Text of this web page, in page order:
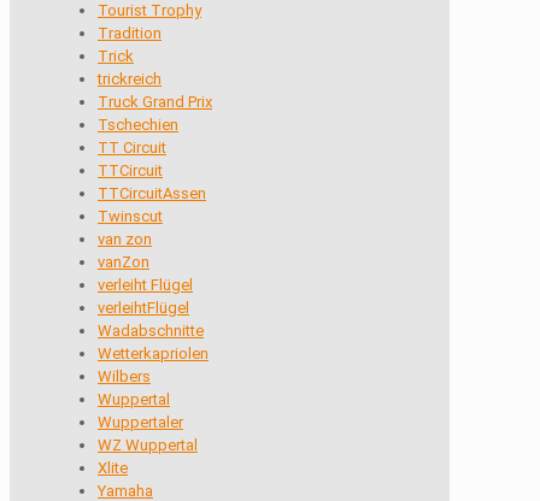
Tourist Trophy
Tradition
Trick
trickreich
Truck Grand Prix
Tschechien
TT Circuit
TTCircuit
TTCircuitAssen
Twinscut
van zon
vanZon
verleiht Flügel
verleihtFlügel
Wadabschnitte
Wetterkapriolen
Wilbers
Wuppertal
Wuppertaler
WZ Wuppertal
Xlite
Yamaha